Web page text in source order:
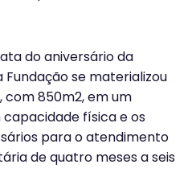
do aniversário da
Fundação se materializou
850m2, em um
física e os
para o atendimento
de quatro meses a seis